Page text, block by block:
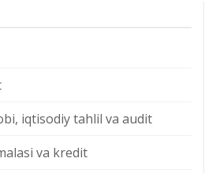
iqtisodiy tahlil va audit
va kredit